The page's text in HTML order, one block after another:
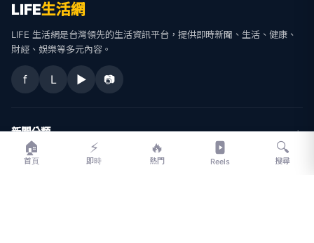
LIFE生活網
LIFE 生活網是台灣領先的生活資訊平台，提供即時新聞、生活、健康、
財經、娛樂等多元內容。
f L ▶ 📷
新聞分類
新聞
🏠
首頁
⚡
即時
🔥
熱門 Reels
🔍
搜尋